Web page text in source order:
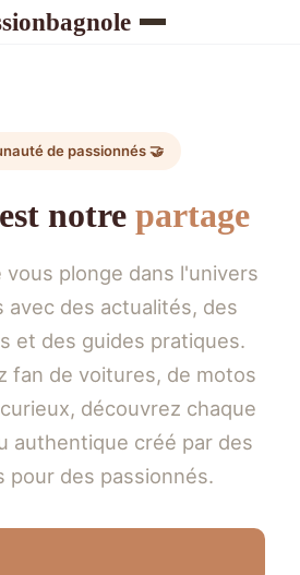
de passionnés 🤝
notre partage
vous plonge dans l'univers
avec des actualités, des
et des guides pratiques.
fan de voitures, de motos
découvrez chaque
authentique créé par des
pour des passionnés.